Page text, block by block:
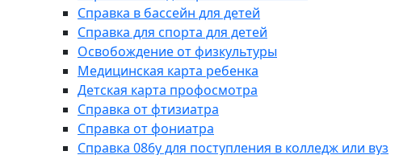
Справка в бассейн для детей
Справка для спорта для детей
Освобождение от физкультуры
Медицинская карта ребенка
Детская карта профосмотра
Справка от фтизиатра
Справка от фониатра
Справка 086у для поступления в колледж или вуз